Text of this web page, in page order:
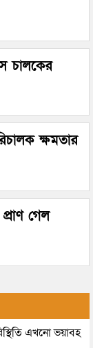
চালকের
ক্ষমতার
গেল
এখনো ভয়াবহ